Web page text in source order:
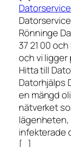
Rönninge
37 21 00
och vi ligger
Hitta till
Datorhjälps
en mängd
nätverket
infekterade